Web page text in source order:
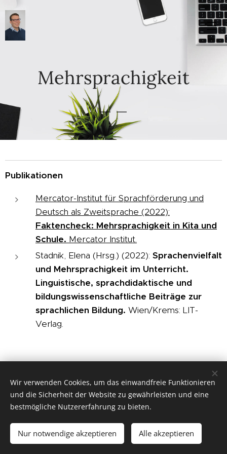
Mehrsprachigkeit
Publikationen
Mercator-Institut für Sprachförderung und
Deutsch als Zweitsprache (2022):
Faktencheck: Mehrsprachigkeit in Kita und
Schule. Mercator Institut.
Stadnik, Elena (Hrsg.) (2022): Sprachenvielfalt
und Mehrsprachigkeit im Unterricht.
Linguistische, sprachdidaktische und
bildungswissenschaftliche Beiträge zur
sprachlichen Bildung. Wien/Krems: LIT-
Verlag.
Michal Dvorecký, Universität Wien, Institut für Germanistik,
Fachbereich Deutsch als Fremd- und Zweitsprache,
Unterstützt vonWebnode Cookies
Wir verwenden Cookies, um das einwandfreie Funktionieren
und die Sicherheit der Website zu gewährleisten und eine
bestmögliche Nutzererfahrung zu bieten.
Nur notwendige akzeptieren Alle akzeptieren